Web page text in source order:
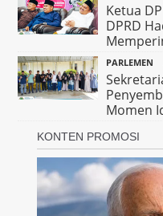
Ketua
DPRD
PARLEMEN
Momen